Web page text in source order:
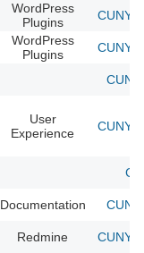
WordPress
Plugins
CUNY
WordPress
Plugins
CUNY
User
Experience
CUNY
Documentation
Redmine CUNY